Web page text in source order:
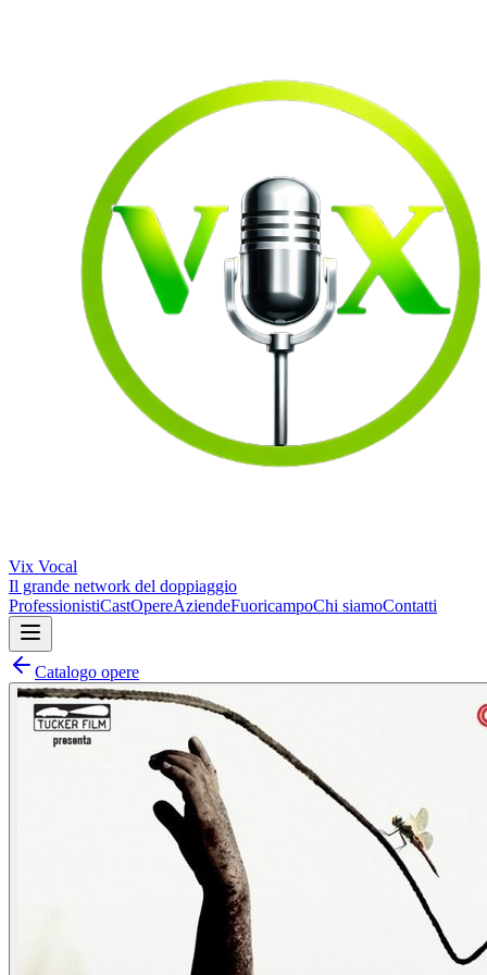
Vix Vocal
Il grande network del doppiaggio
ProfessionistiCastOpereAziendeFuoricampoChi siamoContatti
Catalogo opere